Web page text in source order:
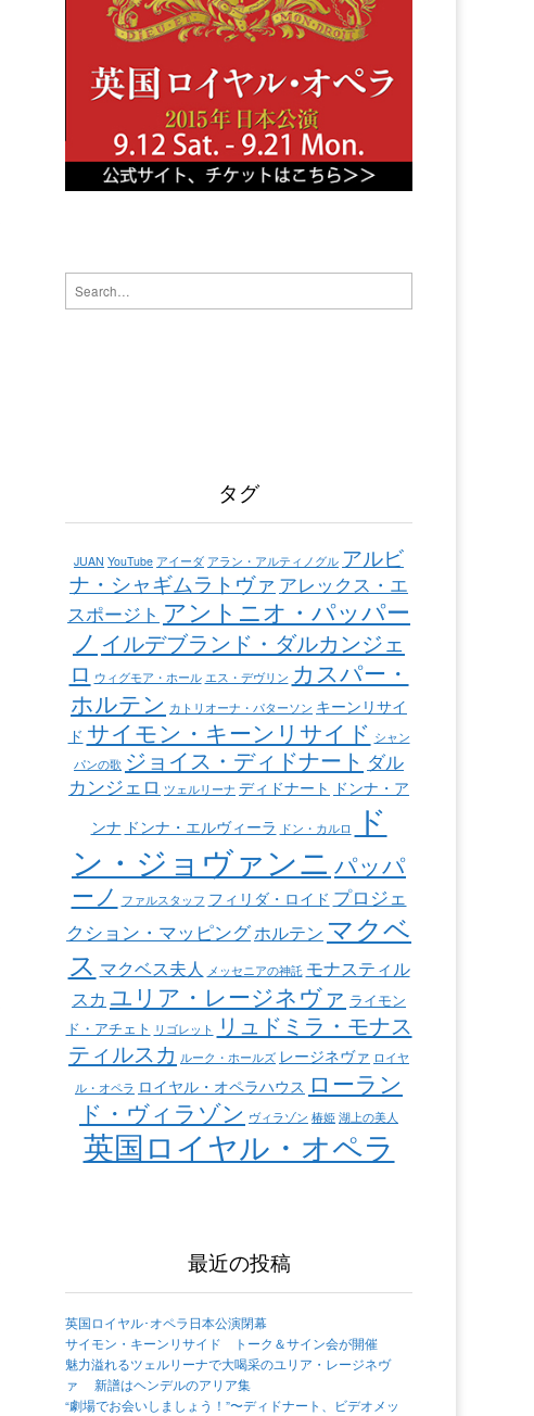
タグ
JUAN YouTube アイーダ アラン・アルティノグル アルビ
ナ・シャギムラトヴァ アレックス・エ
スポージト アントニオ・パッパー
ノ イルデブランド・ダルカンジェ
ロ ウィグモア・ホール エス・デヴリン カスパー・
ホルテン カトリオーナ・パターソン キーンリサイ
ド サイモン・キーンリサイド シャン
パンの歌 ジョイス・ディドナート ダル
カンジェロ ツェルリーナ ディドナート ドンナ・ア
ンナ ドンナ・エルヴィーラ ドン・カルロ
ド
ン・ジョヴァンニ パッパ
ーノ ファルスタッフ フィリダ・ロイド プロジェ
クション・マッピングホルテン マクベ
ス マクベス夫人 メッセニアの神託 モナスティル
スカ ユリア・レージネヴァ ライモン
ド・アチェト リゴレット リュドミラ・モナス
ティルスカ ルーク・ホールズ レージネヴァ ロイヤ
ル・オペラ ロイヤル・オペラハウス ローラン
ド・ヴィラゾン ヴィラゾン 椿姫 湖上の美人
英国ロイヤル・オペラ
最近の投稿
英国ロイヤル･オペラ日本公演閉幕
サイモン・キーンリサイド トーク＆サイン会が開催
魅力溢れるツェルリーナで大喝采のユリア・レージネヴ
ァ 新譜はヘンデルのアリア集
“劇場でお会いしましょう！”〜ディドナート、ビデオメッ